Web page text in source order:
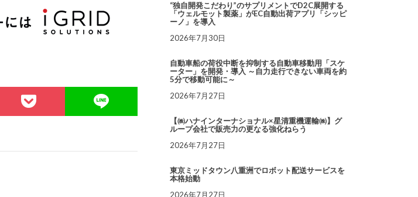
“独自開発こだわり”のサプリメントでD2C展開する
「ウェルモット製薬」がEC自動出荷アプリ「シッピ
ーノ」を導入
2026年7月30日
自動車船の荷役中断を抑制する自動車移動用「スケ
ーター」を開発・導入 ～自力走行できない車両を約
5分で移動可能に～
2026年7月27日
【㈱ハナインターナショナル×星清重機運輸㈱】グ
ループ会社で販売力の更なる強化ねらう
2026年7月27日
東京ミッドタウン八重洲でロボット配送サービスを
本格始動
2026年7月27日